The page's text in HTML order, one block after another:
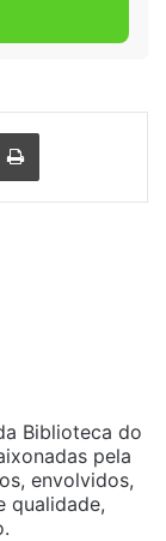
e-mail Imprimir
Biblioteca do
pela
envolvidos,
qualidade,